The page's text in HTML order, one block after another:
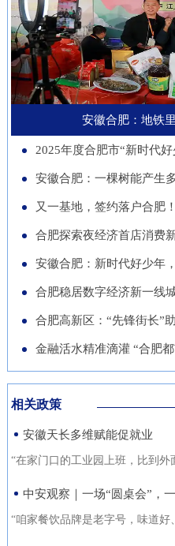
安徽合肥：地铁
2025年度合肥市“新时代
安徽合肥：一棵树能产生
又一基地，签约落户合肥！
合肥探索夜经济首店消费
安徽合肥：新时代好少年
合肥稳居数字经济新一线
合肥高新区：“先锋街长”
金融活水精准滴灌 “合肥
相关政策
安徽天长多维赋能促就业
“在家门口的工业园上班，比到
中安观察｜一场“圆桌会”，一
“咱家餐饮品牌是老字号，味道